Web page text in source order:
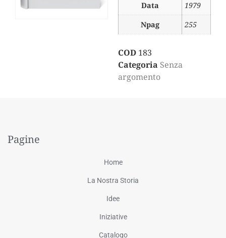
Data
1979
Npag
255
COD 183
Categoria Senza
argomento
Pagine
Home
La Nostra Storia
Idee
Iniziative
Catalogo